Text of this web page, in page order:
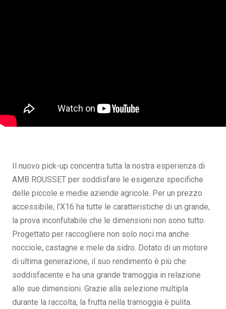
Il nuovo pick-up concentra tutta la nostra esperienza di
AMB ROUSSET per soddisfare le esigenze specifiche
delle piccole e medie aziende agricole. Per un prezzo
accessibile, l’X16 ha tutte le caratteristiche di un grande,
la prova inconfutabile che le dimensioni non sono tutto.
Progettato per raccogliere non solo noci ma anche
nocciole, castagne e mele da sidro. Dotato di un motore
di ultima generazione, il suo rendimento è più che
soddisfacente e ha una grande tramoggia in relazione
alle sue dimensioni. Grazie alla selezione multipla
durante la raccolta, la frutta nella tramoggia è pulita.